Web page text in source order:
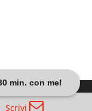
min. con me!
Scrivi